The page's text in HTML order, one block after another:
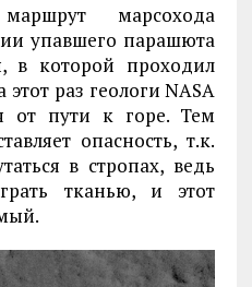
марсохода
упавшего парашюта
в которой проходил
раз геологи NASA
от пути к горе. Тем
опасность, т.к.
в стропах, ведь
тканью, и этот